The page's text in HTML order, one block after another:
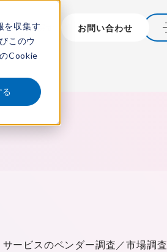
を収集す
このウ
Cookie
る
動画を探す お問い合わせ
ービスのベンダー調査／市場調査